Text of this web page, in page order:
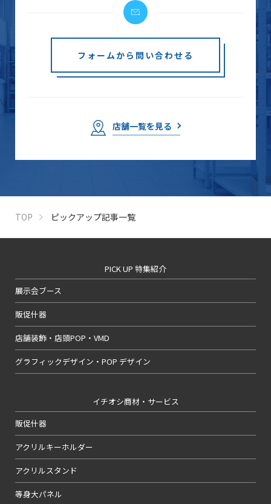
フォームから問い合わせる
店舗一覧を見る
TOP ピックアップ記事一覧
PICK UP 特集紹介
展示会ブース
販促什器
店舗装飾・店頭POP・VMD
グラフィックデザイン・POP デザイン
イチオシ商材・サービス
販促什器
アクリルキーホルダー
アクリルスタンド
等身大パネル